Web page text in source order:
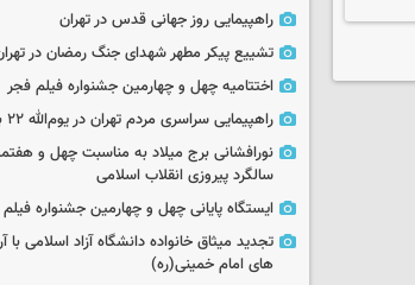
راهپیمایی روز جهانی قدس در تهران
تشییع پیکر مطهر شهدای جنگ رمضان در
اختتامیه چهل و چهارمین جشنواره فیلم فجر
راهپیمایی سراسری مردم تهران در یوم‌الله ۲۲ بهمن
نورافشانی برج میلاد به مناسبت چهل‌ و
سالگرد پیروزی انقلاب اسلامی
ایستگاه پایانی چهل و چهارمین جشنواره
تجدید میثاق خانواده دانشگاه آزاد اسلامی با
های امام خمینی(ره)